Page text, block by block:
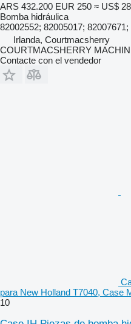
ARS 432.200 EUR 250 ≈ US$
Bomba hidráulica
82002552; 82005017; 82007671;
Irlanda, Courtmacsherry
COURTMACSHERRY
Contacte con el vendedor
para New Holland T7040, Case
10